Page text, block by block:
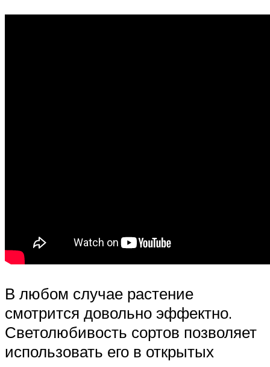
В любом случае растение
смотрится довольно эффектно.
Светолюбивость сортов позволяет
использовать его в открытых